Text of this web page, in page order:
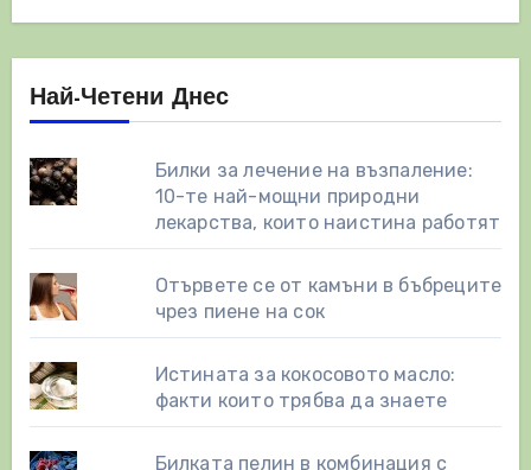
Най-Четени Днес
Билки за лечение на възпаление:
10-те най-мощни природни
лекарства, които наистина работят
Отървете се от камъни в бъбреците
чрез пиене на сок
Истината за кокосовото масло:
факти които трябва да знаете
Билката пелин в комбинация с